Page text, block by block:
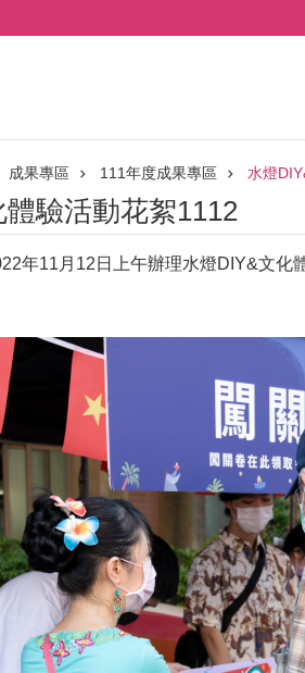
成果專區 111年度成果專區 水燈
驗活動花絮1112
年11月12日上午辦理水燈DIY&文化